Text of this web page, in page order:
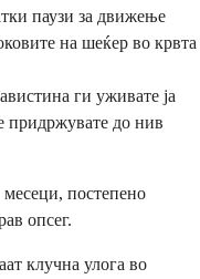
паузи за движење
на шеќер во крвта
ги уживате ја
придржувате до нив
постепено
опсег.
клучна улога во